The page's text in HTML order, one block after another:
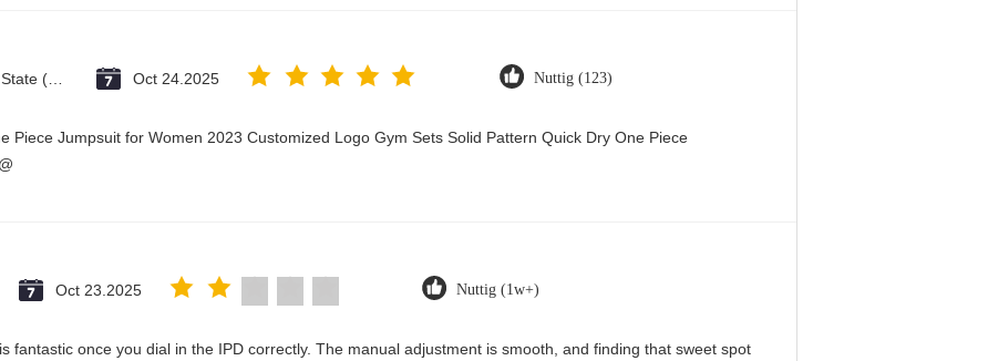
Oct 24.2025 Nuttig (123)
Piece Jumpsuit for Women 2023 Customized Logo Gym Sets Solid Pattern Quick Dry One Piece
Oct 23.2025 Nuttig (1w+)
fantastic once you dial in the IPD correctly. The manual adjustment is smooth, and finding that sweet spot